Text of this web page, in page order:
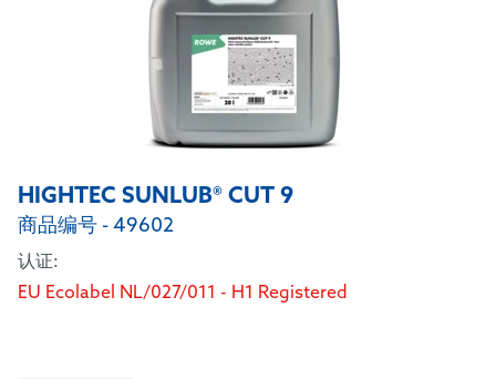
HIGHTEC SUNLUB® CUT 9
商品编号 - 49602
认证:
EU Ecolabel NL/027/011 - H1 Registered